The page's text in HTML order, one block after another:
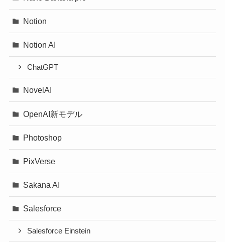
Notion
Notion AI
ChatGPT
NovelAI
OpenAI新モデル
Photoshop
PixVerse
Sakana AI
Salesforce
Salesforce Einstein